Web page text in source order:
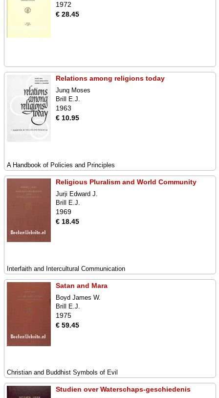
1972
€ 28.45
Relations among religions today
Jung Moses
Brill E.J.
1963
€ 10.95
A Handbook of Policies and Principles
Religious Pluralism and World Community
Jurji Edward J.
Brill E.J.
1969
€ 18.45
Interfaith and Intercultural Communication
Satan and Mara
Boyd James W.
Brill E.J.
1975
€ 59.45
Christian and Buddhist Symbols of Evil
Studien over Waterschaps-geschiedenis